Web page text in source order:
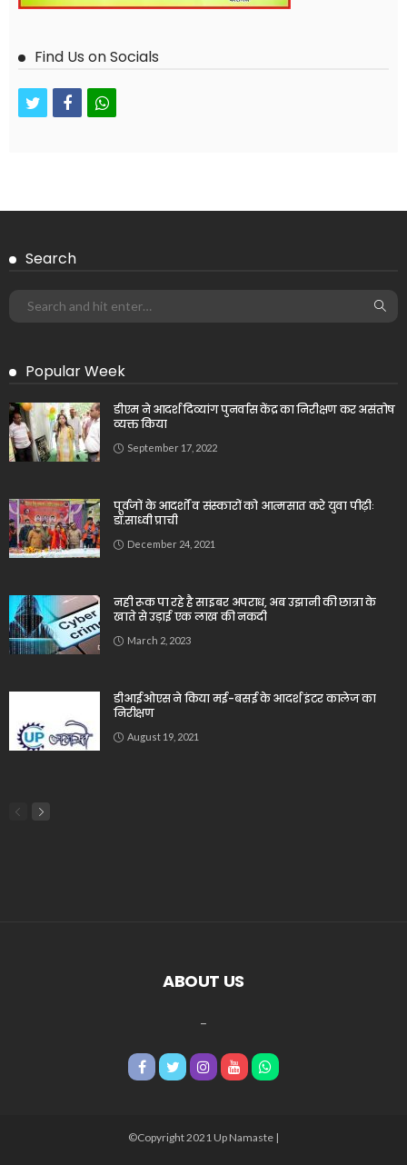
Find Us on Socials
twitterfacebookwhatsapp
Search
Popular Week
डीएम ने आदर्श दिव्यांग पुनर्वास केंद्र का निरीक्षण कर असंतोष
व्यक्त किया
September 17, 2022
पूर्वजों के आदर्शों व संस्कारों को आत्मसात करे युवा पीढ़ीः
डॉ.साध्वी प्राची
December 24, 2021
नही रूक पा रहे है साइबर अपराध, अब उझानी की छात्रा के
खाते से उड़ाई एक लाख की नकदी
March 2, 2023
डीआईओएस ने किया मई-बसई के आदर्श इंटर कालेज का
निरीक्षण
August 19, 2021
ABOUT US
©Copyright 2021 Up Namaste |